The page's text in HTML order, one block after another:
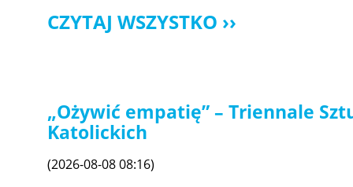
CZYTAJ WSZYSTKO
„Ożywić empatię” – Triennale
Katolickich
(2026-08-08 08:16)